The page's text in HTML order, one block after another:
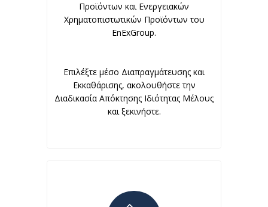
Προϊόντων και Ενεργειακών
Χρηματοπιστωτικών Προϊόντων του
EnExGroup.
Επιλέξτε μέσο Διαπραγμάτευσης και
Εκκαθάρισης, ακολουθήστε την
Διαδικασία Απόκτησης Ιδιότητας Μέλους
και ξεκινήστε.